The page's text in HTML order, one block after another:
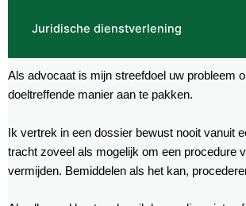
Juridische dienstverlening
Als advocaat is mijn streefdoel uw probleem
doeltreffende manier aan te pakken.
Ik vertrek in een dossier bewust nooit vanuit
tracht zoveel als mogelijk om een procedure
vermijden. Bemiddelen als het kan,